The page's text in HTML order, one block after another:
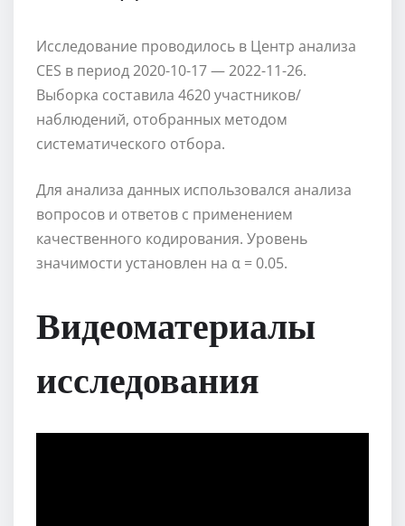
Исследование проводилось в Центр анализа
CES в период 2020-10-17 — 2022-11-26.
Выборка составила 4620 участников/
наблюдений, отобранных методом
систематического отбора.
Для анализа данных использовался анализа
вопросов и ответов с применением
качественного кодирования. Уровень
значимости установлен на α = 0.05.
Видеоматериалы
исследования